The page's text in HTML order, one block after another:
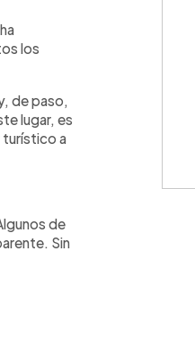
los
de paso,
lugar, es
turístico a
de
Sin